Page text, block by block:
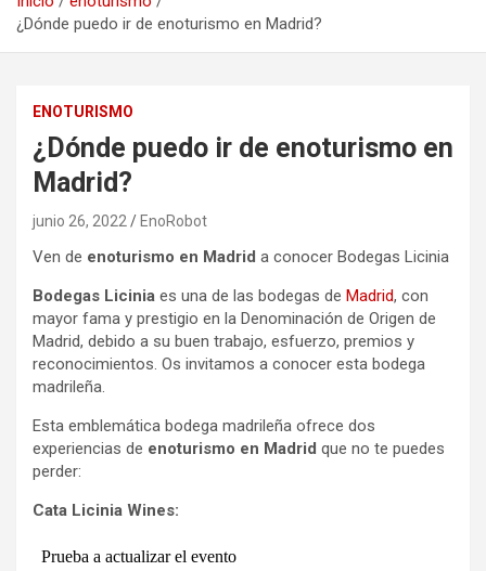
¿Dónde puedo ir de enoturismo en Madrid?
ENOTURISMO
¿Dónde puedo ir de enoturismo en
Madrid?
junio 26, 2022 EnoRobot
Ven de enoturismo en Madrid a conocer Bodegas Licinia
Bodegas Licinia es una de las bodegas de Madrid, con
mayor fama y prestigio en la Denominación de Origen de
Madrid, debido a su buen trabajo, esfuerzo, premios y
reconocimientos. Os invitamos a conocer esta bodega
madrileña.
Esta emblemática bodega madrileña ofrece dos
experiencias de enoturismo en Madrid que no te puedes
perder:
Cata Licinia Wines: